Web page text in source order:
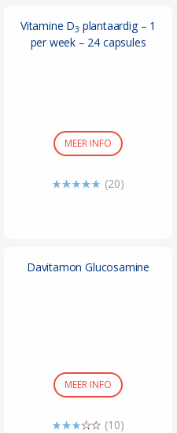
Vitamine D3 plantaardig – 1
per week – 24 capsules
MEER INFO
(20)
Davitamon Glucosamine
MEER INFO
(10)